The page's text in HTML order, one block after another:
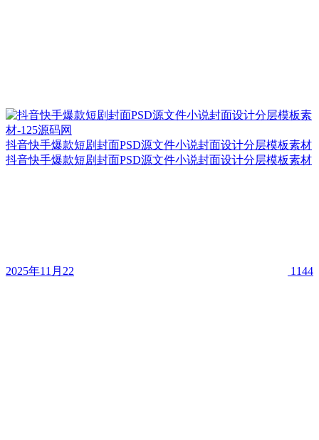
抖音快手爆款短剧封面PSD源文件小说封面设计分层模板素材
抖音快手爆款短剧封面PSD源文件小说封面设计分层模板素材
2025年11月22 1144